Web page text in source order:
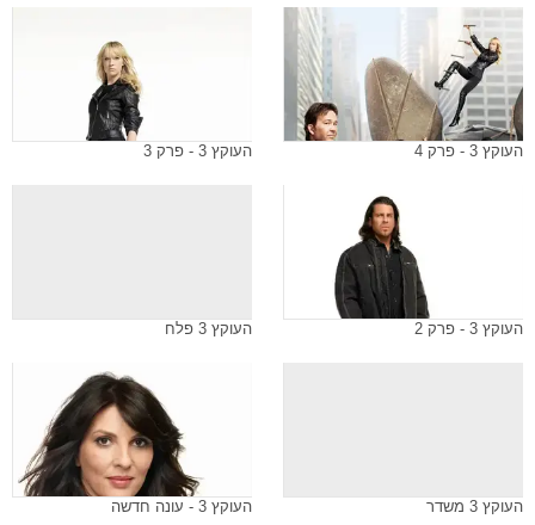
העוקץ 3 - פרק 4 העוקץ 3 - פרק 3
העוקץ 3 - פרק 2 העוקץ 3 פלח
העוקץ 3 משדר העוקץ 3 - עונה חדשה